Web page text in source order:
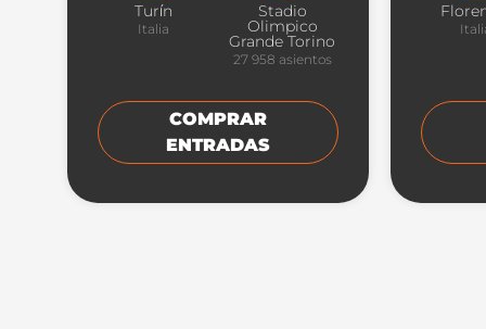
Turín
Italia
Stadio
Olimpico
Grande Torino
27 958 asientos
COMPRAR
ENTRADAS